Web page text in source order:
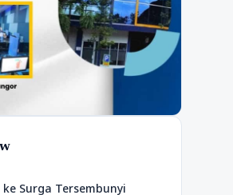
Surga Tersembunyi